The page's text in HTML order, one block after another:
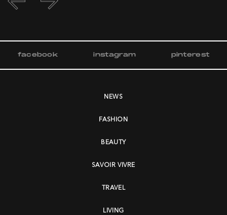
facebook instagram pinterest
NEWS
FASHION
BEAUTY
SAVOIR VIVRE
TRAVEL
LIVING